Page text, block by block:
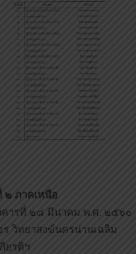
๒ ภาคเหนือ
คารที่ ๒๘ มีนาคม พ.ศ. ๒๕๖๐
วิทยาสงฆ์นครน่านเฉลิม
ียรติฯ